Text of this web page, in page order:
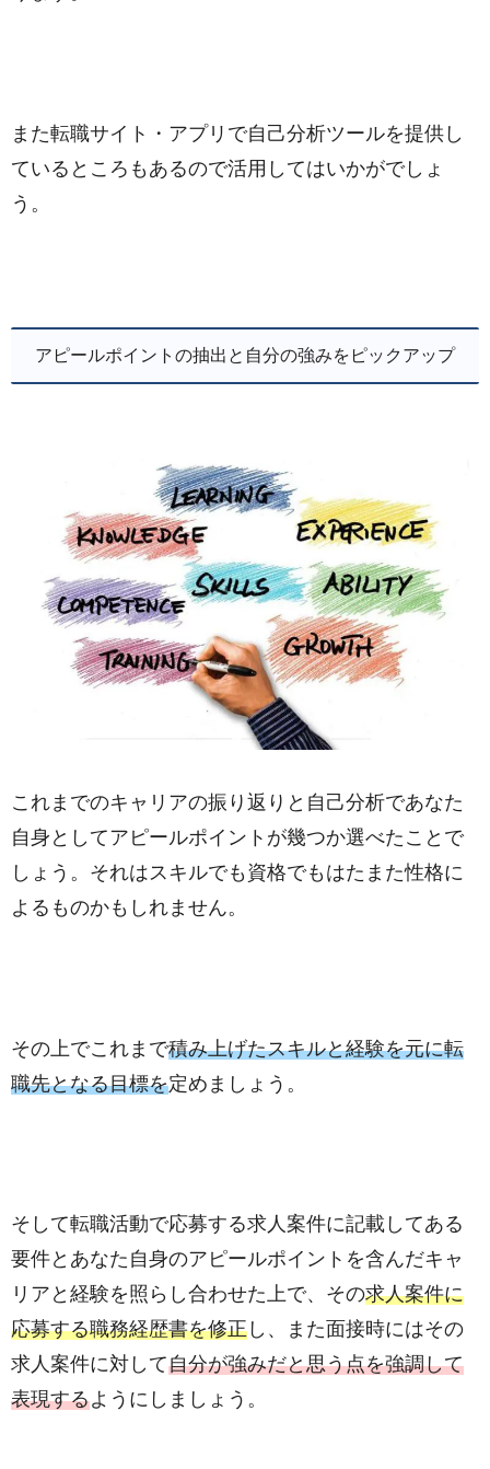
また転職サイト・アプリで自己分析ツールを提供し
ているところもあるので活用してはいかがでしょ
う。
アピールポイントの抽出と自分の強みをピックアップ
これまでのキャリアの振り返りと自己分析であなた
自身としてアピールポイントが幾つか選べたことで
しょう。それはスキルでも資格でもはたまた性格に
よるものかもしれません。
その上でこれまで積み上げたスキルと経験を元に転
職先となる目標を定めましょう。
そして転職活動で応募する求人案件に記載してある
要件とあなた自身のアピールポイントを含んだキャ
リアと経験を照らし合わせた上で、その求人案件に
応募する職務経歴書を修正 し、また面接時にはその
求人案件に対して自分が強みだと思う点を強調して
表現するようにしましょう。